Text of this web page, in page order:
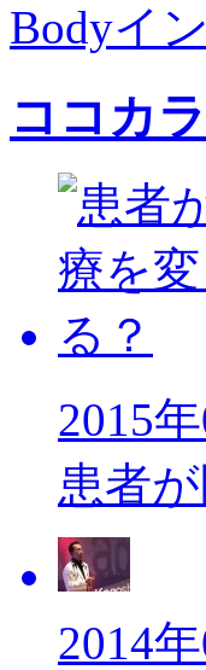
Bodyイ
ココカ
2015
患者
2014